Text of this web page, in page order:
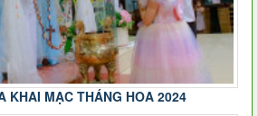
KHAI MẠC THÁNG HOA 2024